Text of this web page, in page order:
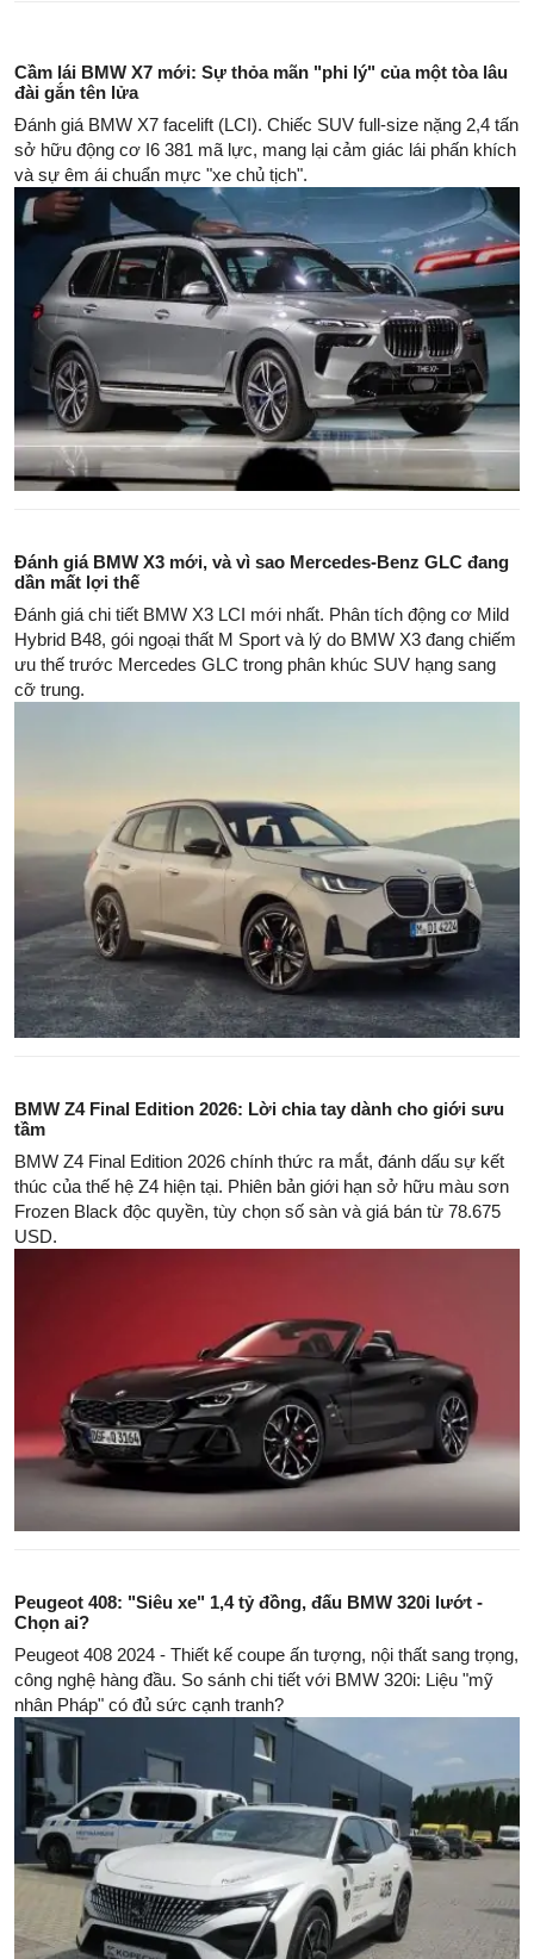
Cầm lái BMW X7 mới: Sự thỏa mãn "phi lý" của một tòa lâu
đài gắn tên lửa
Đánh giá BMW X7 facelift (LCI). Chiếc SUV full-size nặng 2,4 tấn
sở hữu động cơ I6 381 mã lực, mang lại cảm giác lái phấn khích
và sự êm ái chuẩn mực "xe chủ tịch".
Đánh giá BMW X3 mới, và vì sao Mercedes-Benz GLC đang
dần mất lợi thế
Đánh giá chi tiết BMW X3 LCI mới nhất. Phân tích động cơ Mild
Hybrid B48, gói ngoại thất M Sport và lý do BMW X3 đang chiếm
ưu thế trước Mercedes GLC trong phân khúc SUV hạng sang
cỡ trung.
BMW Z4 Final Edition 2026: Lời chia tay dành cho giới sưu
tầm
BMW Z4 Final Edition 2026 chính thức ra mắt, đánh dấu sự kết
thúc của thế hệ Z4 hiện tại. Phiên bản giới hạn sở hữu màu sơn
Frozen Black độc quyền, tùy chọn số sàn và giá bán từ 78.675
USD.
Peugeot 408: "Siêu xe" 1,4 tỷ đồng, đấu BMW 320i lướt -
Chọn ai?
Peugeot 408 2024 - Thiết kế coupe ấn tượng, nội thất sang trọng,
công nghệ hàng đầu. So sánh chi tiết với BMW 320i: Liệu "mỹ
nhân Pháp" có đủ sức cạnh tranh?